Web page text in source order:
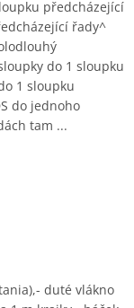
předcházející
řady^
do 1 sloupku
1 sloupku
do jednoho
tam ...
duté vlákno